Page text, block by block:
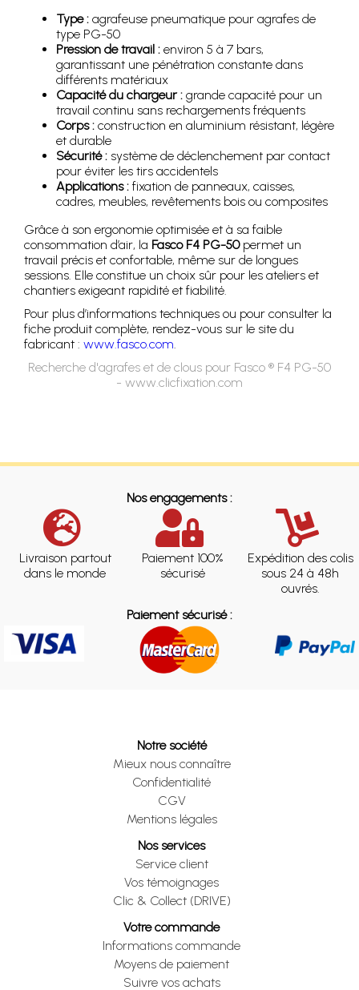
Type : agrafeuse pneumatique pour agrafes de
type PG-50
Pression de travail : environ 5 à 7 bars,
garantissant une pénétration constante dans
différents matériaux
Capacité du chargeur : grande capacité pour un
travail continu sans rechargements fréquents
Corps : construction en aluminium résistant, légère
et durable
Sécurité : système de déclenchement par contact
pour éviter les tirs accidentels
Applications : fixation de panneaux, caisses,
cadres, meubles, revêtements bois ou composites
Grâce à son ergonomie optimisée et à sa faible
consommation d’air, la Fasco F4 PG-50permet un
travail précis et confortable, même sur de longues
sessions. Elle constitue un choix sûr pour les ateliers et
chantiers exigeant rapidité et fiabilité.
Pour plus d’informations techniques ou pour consulter la
fiche produit complète, rendez-vous sur le site du
fabricant : www.fasco.com.
Recherche d'agrafes et de clous pour Fasco ® F4 PG-50
- www.clicfixation.com
Nos engagements :
Livraison partout
dans le monde
Paiement 100%
sécurisé
Expédition des colis
sous 24 à 48h
ouvrés.
Paiement sécurisé :
Notre société
Mieux nous connaître
Confidentialité
CGV
Mentions légales
Nos services
Service client
Vos témoignages
Clic & Collect (DRIVE)
Votre commande
Informations commande
Moyens de paiement
Suivre vos achats